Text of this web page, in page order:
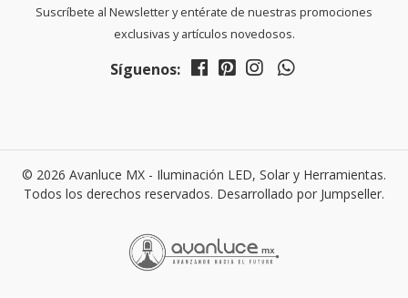
Suscríbete al Newsletter y entérate de nuestras promociones
exclusivas y artículos novedosos.
Síguenos:
© 2026 Avanluce MX - Iluminación LED, Solar y Herramientas.
Todos los derechos reservados. Desarrollado por Jumpseller.